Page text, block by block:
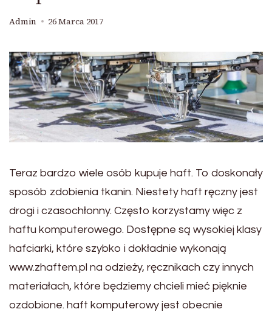
Admin 26 Marca 2017
Teraz bardzo wiele osób kupuje haft. To doskonały
sposób zdobienia tkanin. Niestety haft ręczny jest
drogi i czasochłonny. Często korzystamy więc z
haftu komputerowego. Dostępne są wysokiej klasy
hafciarki, które szybko i dokładnie wykonają
www.zhaftem.pl na odzieży, ręcznikach czy innych
materiałach, które będziemy chcieli mieć pięknie
ozdobione. haft komputerowy jest obecnie